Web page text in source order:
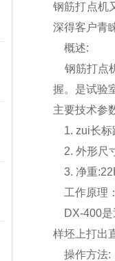
钢筋打点机
深得客户青
概述:
钢筋打点
握。是试验
主要技术参
1. zui长标
2. 外形尺
3. 净重
工作原理
DX-400是
样坯上打出
操作方法: